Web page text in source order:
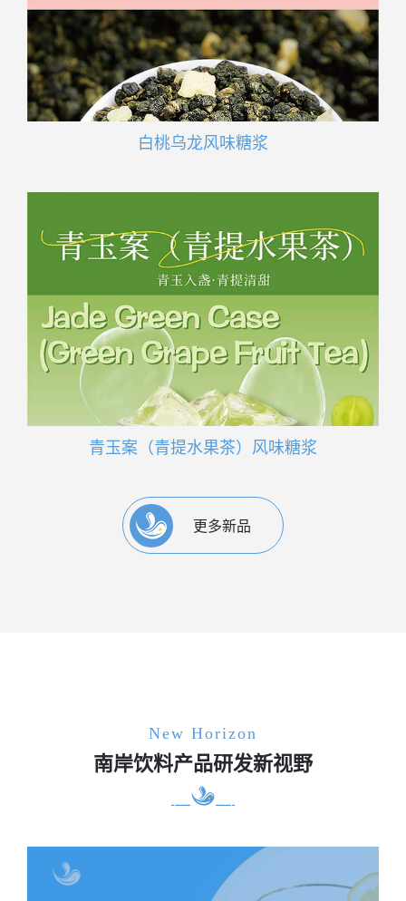
白桃乌龙风味糖浆
青玉案（青提水果茶）风味糖浆
更多新品
New Horizon
南岸饮料产品研发新视野